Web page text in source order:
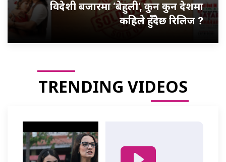
विदेशी बजारमा ‘बेहुली’, कुन कुन देशमा
कहिले हुँदैछ रिलिज ?
TRENDING VIDEOS